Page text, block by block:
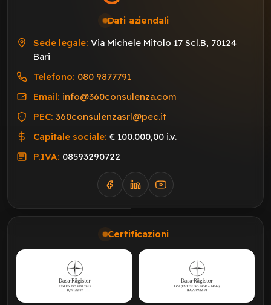
Dati aziendali
Sede legale: Via Michele Mitolo 17 Scl.B, 70124
Bari
Telefono: 080 9877791
Email: info@360consulenza.com
PEC: 360consulenzasrl@pec.it
Capitale sociale: € 100.000,00 i.v.
P.IVA: 08593290722
Certificazioni